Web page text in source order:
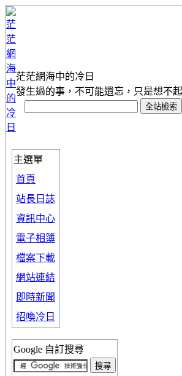
茫茫網海中的冷日
發生過的事，不可能遺忘，只是想不起
主選單
首頁
站長日誌
資訊中心
電子相簿
檔案下載
網站連結
即時新聞
招喚冷日
Google 自訂搜尋